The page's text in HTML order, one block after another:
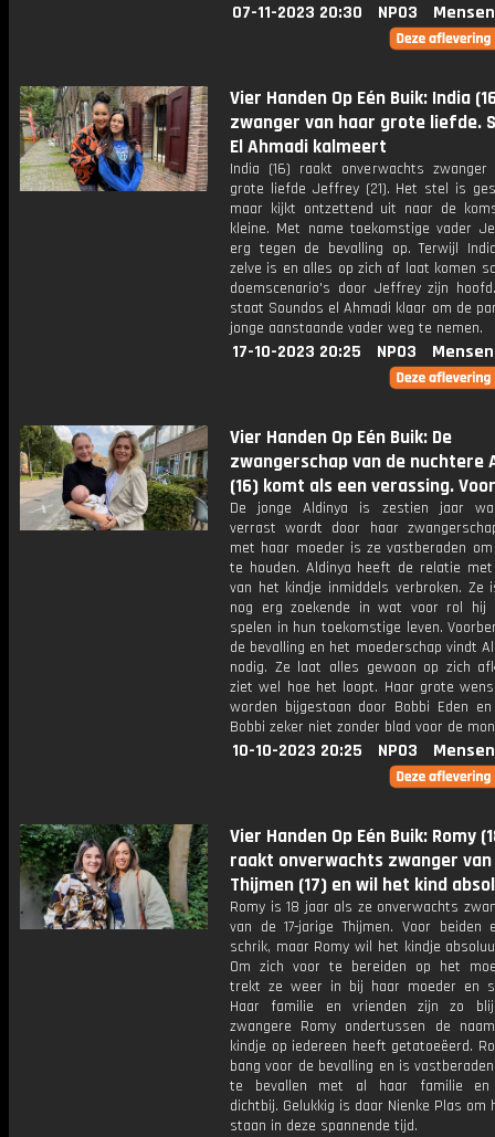
07-11-2023 20:30 NPO3
Vier Handen Op Eén Buik: India
zwanger van haar grote liefde.
El Ahmadi kalmeert
India (16) raakt onverwachts
grote liefde Jeffrey (21). Het stel is
maar kijkt ontzettend uit naar de
kleine. Met name toekomstige vader
erg tegen de bevalling op. Terwijl
zelve is en alles op zich af laat komen
doemscenario's door Jeffrey zijn
staat Soundos el Ahmadi klaar om de
jonge aanstaande vader weg te nemen.
17-10-2023 20:25 NPO3
Vier Handen Op Eén Buik: De
zwangerschap van de nuchtere
(16) komt als een verassing.
De jonge Aldinya is zestien jaar
verrast wordt door haar
met haar moeder is ze vastberaden
te houden. Aldinya heeft de relatie
van het kindje inmiddels verbroken. Ze
nog erg zoekende in wat voor rol hij
spelen in hun toekomstige leven.
de bevalling en het moederschap vindt
nodig. Ze laat alles gewoon op zich
ziet wel hoe het loopt. Haar grote
worden bijgestaan door Bobbi Eden
Bobbi zeker niet zonder blad voor de
10-10-2023 20:25 NPO3
Vier Handen Op Eén Buik: Romy
raakt onverwachts zwanger van
Thijmen (17) en wil het kind
Romy is 18 jaar als ze onverwachts
van de 17-jarige Thijmen. Voor beiden
schrik, maar Romy wil het kindje
Om zich voor te bereiden op het
trekt ze weer in bij haar moeder en
Haar familie en vrienden zijn zo
zwangere Romy ondertussen de
kindje op iedereen heeft getatoeëerd.
bang voor de bevalling en is
te bevallen met al haar familie en
dichtbij. Gelukkig is daar Nienke Plas om
staan in deze spannende tijd.